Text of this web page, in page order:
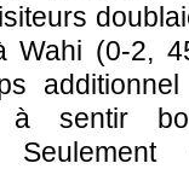
Wahi (0-2,
à sentir
Seulement